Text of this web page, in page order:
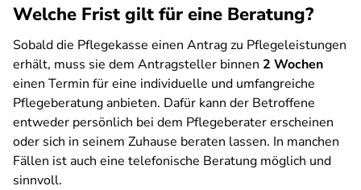
Welche Frist gilt für eine Beratung?
Sobald die Pflegekasse einen Antrag zu Pflegeleistungen
erhält, muss sie dem Antragsteller binnen 2 Wochen
einen Termin für eine individuelle und umfangreiche
Pflegeberatung anbieten. Dafür kann der Betroffene
entweder persönlich bei dem Pflegeberater erscheinen
oder sich in seinem Zuhause beraten lassen. In manchen
Fällen ist auch eine telefonische Beratung möglich und
sinnvoll.